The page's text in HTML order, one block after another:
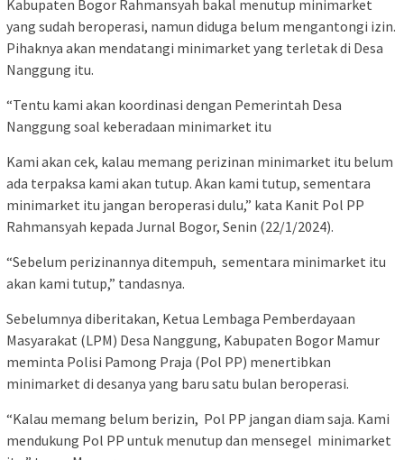
Kabupaten Bogor Rahmansyah bakal menutup minimarket
yang sudah beroperasi, namun diduga belum mengantongi izin.
Pihaknya akan mendatangi minimarket yang terletak di Desa
Nanggung itu.
“Tentu kami akan koordinasi dengan Pemerintah Desa
Nanggung soal keberadaan minimarket itu
Kami akan cek, kalau memang perizinan minimarket itu belum
ada terpaksa kami akan tutup. Akan kami tutup, sementara
minimarket itu jangan beroperasi dulu,” kata Kanit Pol PP
Rahmansyah kepada Jurnal Bogor, Senin (22/1/2024).
“Sebelum perizinannya ditempuh, sementara minimarket itu
akan kami tutup,” tandasnya.
Sebelumnya diberitakan, Ketua Lembaga Pemberdayaan
Masyarakat (LPM) Desa Nanggung, Kabupaten Bogor Mamur
meminta Polisi Pamong Praja (Pol PP) menertibkan
minimarket di desanya yang baru satu bulan beroperasi.
“Kalau memang belum berizin, Pol PP jangan diam saja. Kami
mendukung Pol PP untuk menutup dan mensegel minimarket